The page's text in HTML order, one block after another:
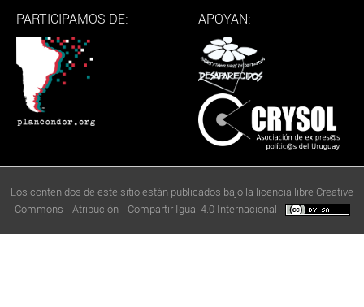
PARTICIPAMOS DE: APOYAN:
Los contenidos de este sitio están publicados bajo la licencia libre Creative
Commons - Atribución - Compartir Igual 4.0 Internacional